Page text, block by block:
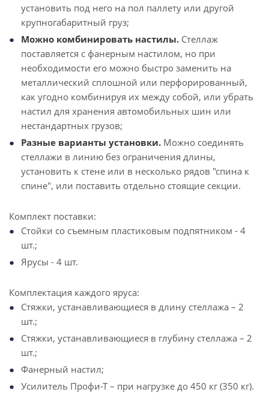
установить под него на пол паллету или другой
крупногабаритный груз;
Можно комбинировать настилы. Стеллаж
поставляется с фанерным настилом, но при
необходимости его можно быстро заменить на
металлический сплошной или перфорированный,
как угодно комбинируя их между собой, или убрать
настил для хранения автомобильных шин или
нестандартных грузов;
Разные варианты установки. Можно соединять
стеллажи в линию без ограничения длины,
установить к стене или в несколько рядов "спина к
спине", или поставить отдельно стоящие секции.
Комплект поставки:
Стойки со съемным пластиковым подпятником - 4
шт.;
Ярусы - 4 шт.
Комплектация каждого яруса:
Стяжки, устанавливающиеся в длину стеллажа – 2
шт.;
Стяжки, устанавливающиеся в глубину стеллажа – 2
шт.;
Фанерный настил;
Усилитель Профи-Т – при нагрузке до 450 кг (350 кг).